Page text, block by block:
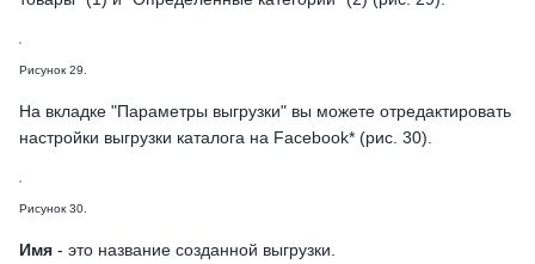
Рисунок 29.
На вкладке "Параметры выгрузки" вы можете отредактировать
настройки выгрузки каталога на Facebook* (рис. 30).
Рисунок 30.
Имя - это название созданной выгрузки.